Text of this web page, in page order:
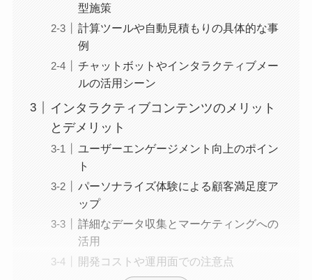
型施策
計算ツールや自動見積もりの具体的な事
例
チャットボットやインタラクティブメー
ルの活用シーン
インタラクティブコンテンツのメリット
とデメリット
ユーザーエンゲージメント向上のポイン
ト
パーソナライズ体験による顧客満足度ア
ップ
詳細なデータ収集とマーケティングへの
活用
開発コストや運用面での注意点